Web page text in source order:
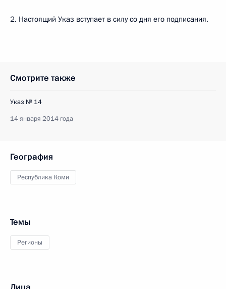
2. Настоящий Указ вступает в силу со дня его подписания.
Смотрите также
Указ № 14
14 января 2014 года
География
Республика Коми
Темы
Регионы